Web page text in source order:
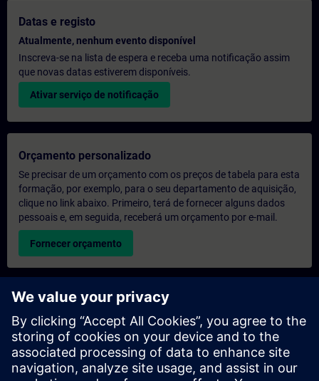
Datas e registo
Atualmente, nenhum evento disponível
Inscreva-se na lista de espera e receba uma notificação assim
que novas datas estiverem disponíveis.
Ativar serviço de notificação
Orçamento personalizado
Se precisar de um orçamento com os preços de tabela para esta
formação, por exemplo, para o seu departamento de aquisição,
clique no link abaixo. Primeiro, terá de fornecer alguns dados
pessoais e, em seguida, receberá um orçamento por e-mail.
Fornecer orçamento
Pedido de informações sobre formação exclusiva
Preencha o formulário de pedido de informação abaixo se
desejar receber um orçamento para um curso de formação
exclusiva, seja nas suas instalações, online ou no nosso centro
de formação SITRAIN. Este tipo de pedido seria adequado para
grupos maiores (a partir de 6 pessoas). Depois de nos fornecer